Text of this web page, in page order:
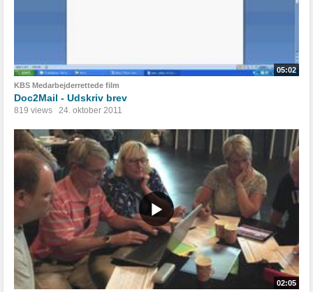
05:02
KBS Medarbejderrettede film
Doc2Mail - Udskriv brev
819 views 24. oktober 2011
02:05